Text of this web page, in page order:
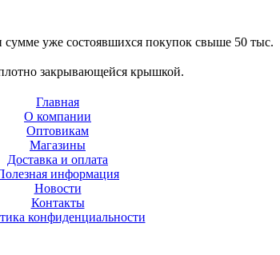
уже состоявшихся покупок свыше 50 тыс.
закрывающейся крышкой.
Главная
О компании
Оптовикам
Магазины
Доставка и оплата
информация
Новости
Контакты
конфиденциальности